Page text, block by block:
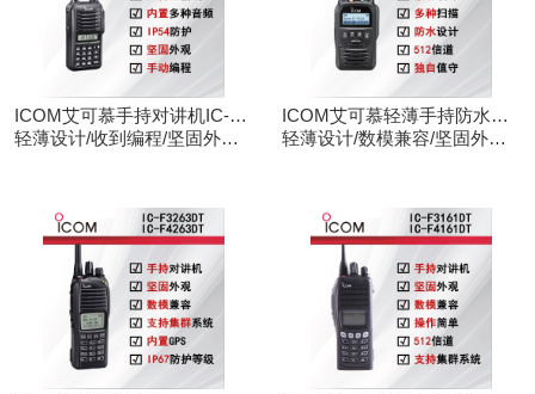
ICOM艾可慕手持对讲机IC-
V86/U86
轻薄设计/收到编程/坚固外观/
ICOM艾可慕轻薄手持防水对
讲机IC-F52D
轻薄设计/数模兼容/坚固外观/